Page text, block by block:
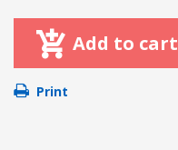
Add to cart
Print